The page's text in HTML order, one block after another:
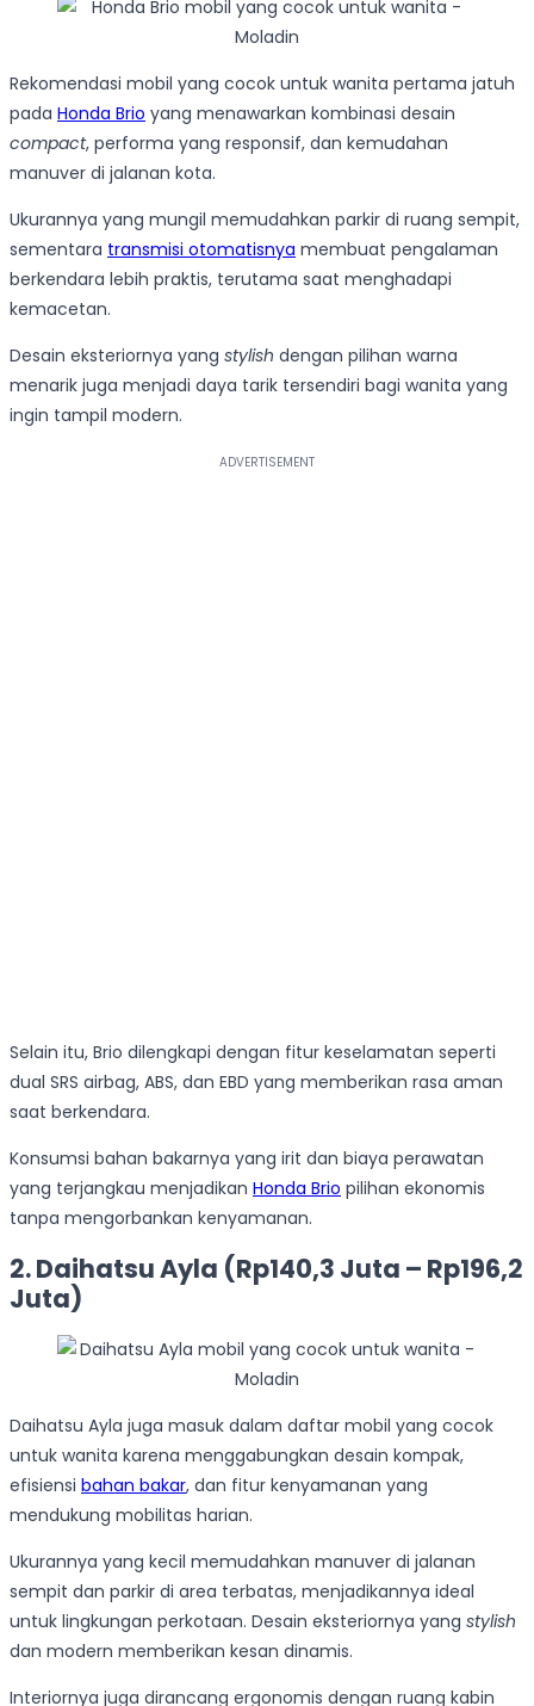
Rekomendasi mobil yang cocok untuk wanita pertama jatuh
pada Honda Brio yang menawarkan kombinasi desain
compact, performa yang responsif, dan kemudahan
manuver di jalanan kota.
Ukurannya yang mungil memudahkan parkir di ruang sempit,
sementara transmisi otomatisnya membuat pengalaman
berkendara lebih praktis, terutama saat menghadapi
kemacetan.
Desain eksteriornya yang stylish dengan pilihan warna
menarik juga menjadi daya tarik tersendiri bagi wanita yang
ingin tampil modern.
Selain itu, Brio dilengkapi dengan fitur keselamatan seperti
dual SRS airbag, ABS, dan EBD yang memberikan rasa aman
saat berkendara.
Konsumsi bahan bakarnya yang irit dan biaya perawatan
yang terjangkau menjadikan Honda Brio pilihan ekonomis
tanpa mengorbankan kenyamanan.
2. Daihatsu Ayla (Rp140,3 Juta – Rp196,2
Juta)
Daihatsu Ayla juga masuk dalam daftar mobil yang cocok
untuk wanita karena menggabungkan desain kompak,
efisiensi bahan bakar, dan fitur kenyamanan yang
mendukung mobilitas harian.
Ukurannya yang kecil memudahkan manuver di jalanan
sempit dan parkir di area terbatas, menjadikannya ideal
untuk lingkungan perkotaan. Desain eksteriornya yang stylish
dan modern memberikan kesan dinamis.
Interiornya juga dirancang ergonomis dengan ruang kabin